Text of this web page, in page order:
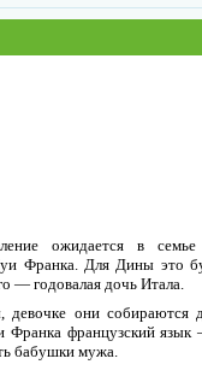
ожидается в
Франка. Для Дины это
— годовалая дочь Итала.
девочке они
Франка французский
бабушки мужа.